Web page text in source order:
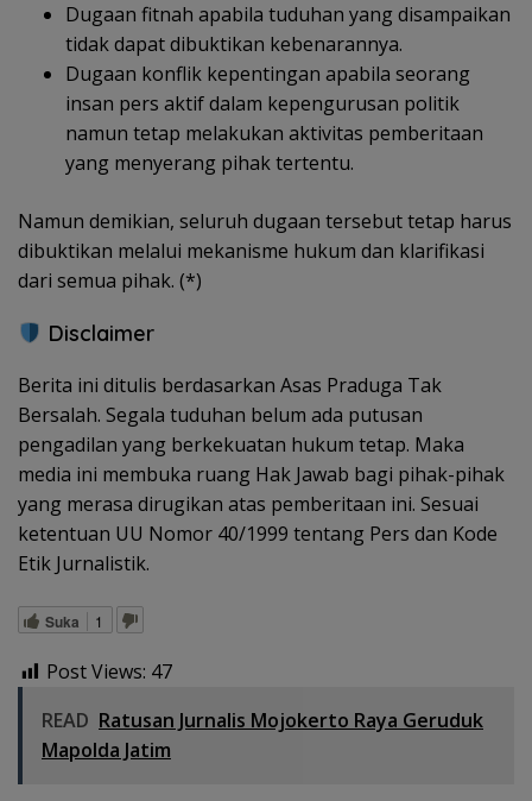
Dugaan fitnah apabila tuduhan yang disampaikan
tidak dapat dibuktikan kebenarannya.
Dugaan konflik kepentingan apabila seorang
insan pers aktif dalam kepengurusan politik
namun tetap melakukan aktivitas pemberitaan
yang menyerang pihak tertentu.
Namun demikian, seluruh dugaan tersebut tetap harus
dibuktikan melalui mekanisme hukum dan klarifikasi
dari semua pihak. (*)
Disclaimer
Berita ini ditulis berdasarkan Asas Praduga Tak
Bersalah. Segala tuduhan belum ada putusan
pengadilan yang berkekuatan hukum tetap. Maka
media ini membuka ruang Hak Jawab bagi pihak-pihak
yang merasa dirugikan atas pemberitaan ini. Sesuai
ketentuan UU Nomor 40/1999 tentang Pers dan Kode
Etik Jurnalistik.
Suka 1
Post Views: 47
READ Ratusan Jurnalis Mojokerto Raya Geruduk
Mapolda Jatim